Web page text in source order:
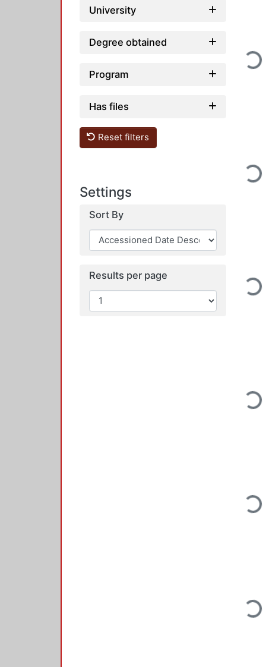
University
Degree obtained
Program
Has files
Reset filters
Settings
Sort By
Results per page
Loading...
Loading...
Loading...
Loading...
Loading...
Loading...